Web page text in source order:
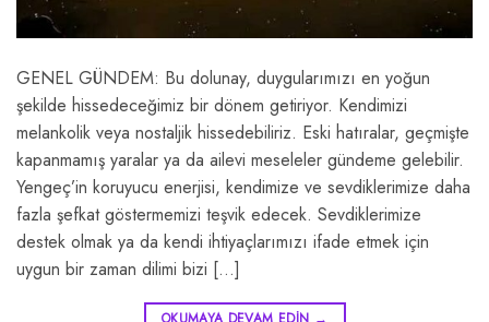
GENEL GÜNDEM: Bu dolunay, duygularımızı en yoğun
şekilde hissedeceğimiz bir dönem getiriyor. Kendimizi
melankolik veya nostaljik hissedebiliriz. Eski hatıralar, geçmişte
kapanmamış yaralar ya da ailevi meseleler gündeme gelebilir.
Yengeç’in koruyucu enerjisi, kendimize ve sevdiklerimize daha
fazla şefkat göstermemizi teşvik edecek. Sevdiklerimize
destek olmak ya da kendi ihtiyaçlarımızı ifade etmek için
uygun bir zaman dilimi bizi […]